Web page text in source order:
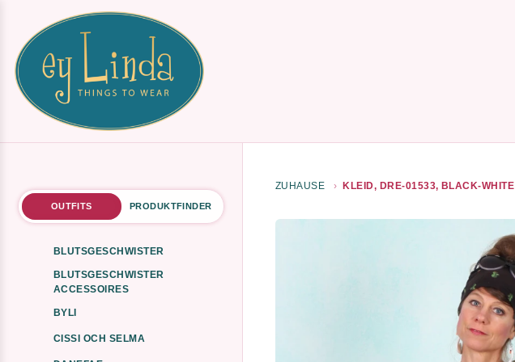
OUTFITS PRODUKTFINDER
BLUTSGESCHWISTER
BLUTSGESCHWISTER
ACCESSOIRES
BYLI
CISSI OCH SELMA
ZUHAUSE KLEID, DRE-01533, BLACK-WHITE